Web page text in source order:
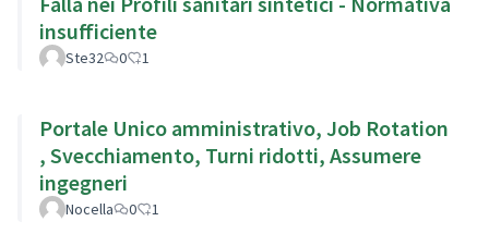
insufficiente
Ste32 0 1
Portale Unico amministrativo, Job Rotation
, Svecchiamento, Turni ridotti, Assumere
ingegneri
Nocella 0 1